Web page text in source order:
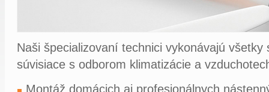
Naši špecializovaní technici vykonávajú
súvisiace s odborom klimatizácie a
Montáž domácich aj profesionálnych